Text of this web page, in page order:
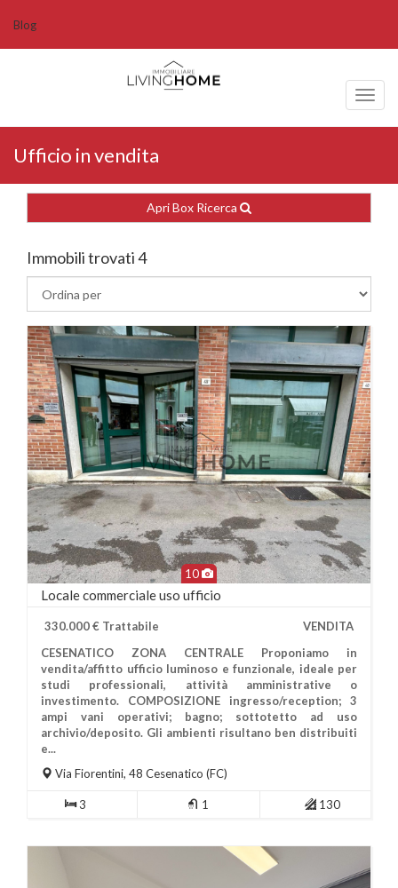
Blog
Ufficio in vendita
Apri Box Ricerca
Immobili trovati 4
10
Più Informazioni
Locale commerciale uso ufficio
330.000 € Trattabile
VENDITA
CESENATICO ZONA CENTRALE Proponiamo in
vendita/affitto ufficio luminoso e funzionale, ideale per
studi professionali, attività amministrative o
investimento. COMPOSIZIONE ingresso/reception; 3
ampi vani operativi; bagno; sottotetto ad uso
archivio/deposito. Gli ambienti risultano ben distribuiti
e...
Via Fiorentini, 48 Cesenatico (FC)
3 1 130